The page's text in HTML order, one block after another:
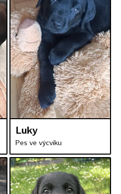
Luky
Pes ve výcviku